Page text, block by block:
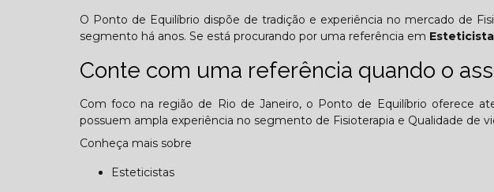
O Ponto de Equilíbrio dispõe de tradição e experiência no mercado de
segmento há anos. Se está procurando por uma referência em
Conte com uma referência quando o
Com foco na região de Rio de Janeiro, o Ponto de Equilíbrio oferece
possuem ampla experiência no segmento de Fisioterapia e Qualidade de
Conheça mais sobre
Esteticistas